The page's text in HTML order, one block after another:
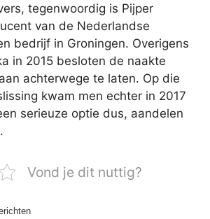
tegenwoordig is Pijper
van de Nederlandse
bedrijf in Groningen. Overigens
in 2015 besloten de naakte
achterwege te laten. Op die
kwam men echter in 2017
serieuze optie dus, aandelen
Vond je dit nuttig?